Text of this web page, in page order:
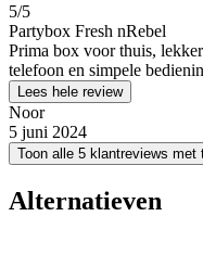
5/5
Partybox Fresh nRebel
Prima box voor thuis,
telefoon en simpele
Lees hele review
Noor
5 juni 2024
Toon alle 5 klantreviews met
Alternatieven